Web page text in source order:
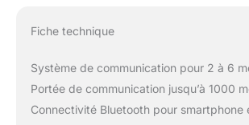
Fiche technique
Système de communication pour 2 à 6
Portée de communication jusqu’à 1000
Connectivité Bluetooth pour smartphone